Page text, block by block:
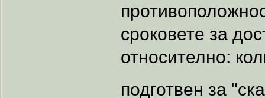
сроковете за
относително:
подготвен за